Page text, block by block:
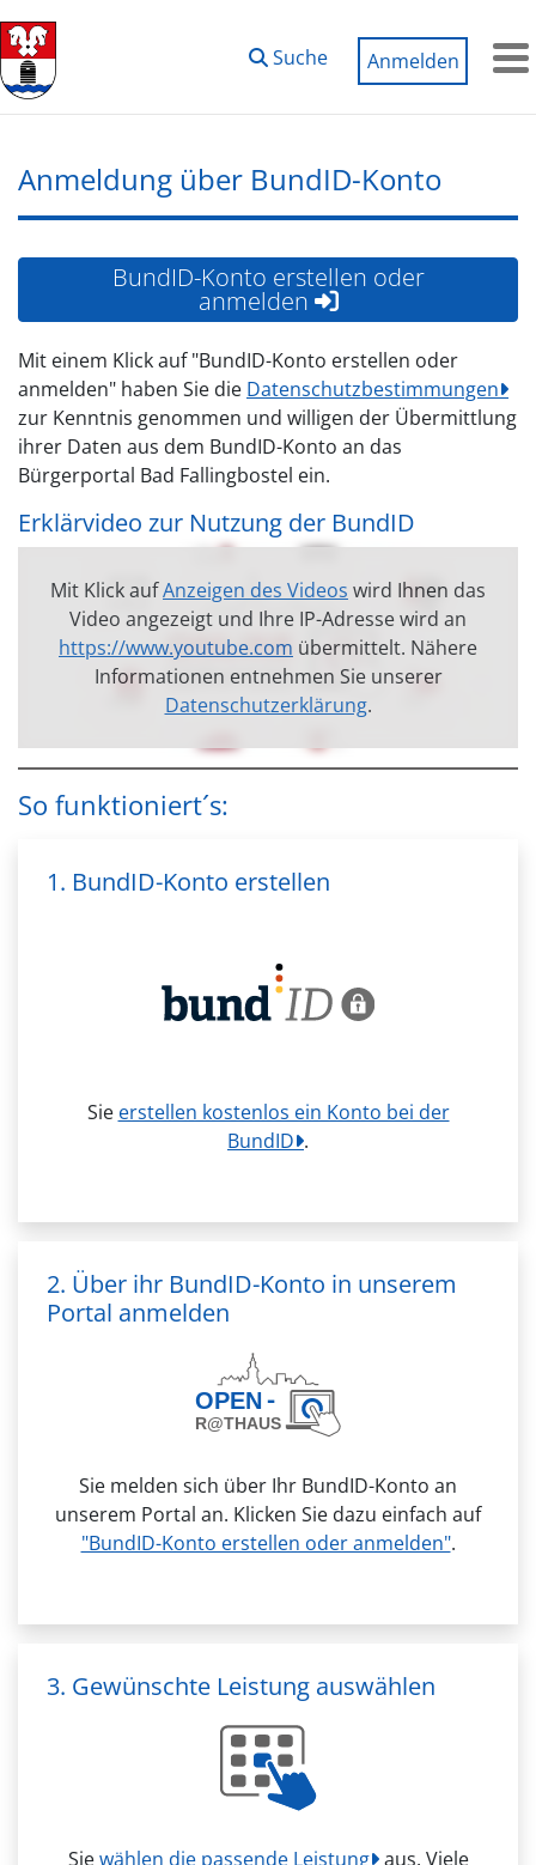
Zum Hauptinhalt springen
Suche
Anmelden
Anmeldung über BundID-Konto
BundID-Konto erstellen oder
anmelden
Mit einem Klick auf "BundID-Konto erstellen oder
anmelden" haben Sie die Datenschutzbestimmungen
zur Kenntnis genommen und willigen der Übermittlung
ihrer Daten aus dem BundID-Konto an das
Bürgerportal Bad Fallingbostel ein.
Erklärvideo zur Nutzung der BundID
Mit Klick aufAnzeigen des Videos wird Ihnen das
Video angezeigt und Ihre IP-Adresse wird an
https://www.youtube.com übermittelt. Nähere
Informationen entnehmen Sie unserer
Datenschutzerklärung.
So funktioniert´s:
1. BundID-Konto erstellen
Sie erstellen kostenlos ein Konto bei der
BundID .
2. Über ihr BundID-Konto in unserem
Portal anmelden
Sie melden sich über Ihr BundID-Konto an
unserem Portal an. Klicken Sie dazu einfach auf
"BundID-Konto erstellen oder anmelden".
3. Gewünschte Leistung auswählen
Siewählen die passende Leistung aus. Viele